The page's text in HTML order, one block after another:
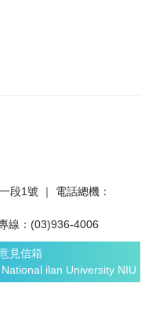
段1號 ｜ 電話總機：
線：(03)936-4006
見信箱
ilan University NIU